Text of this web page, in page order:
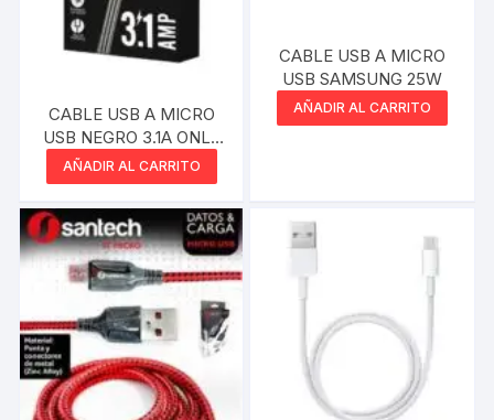
CABLE USB A MICRO
USB NEGRO 3.1A ONLY
1MTS
AÑADIR AL CARRITO
CABLE USB A MICRO
USB SAMSUNG 25W
AÑADIR AL CARRITO